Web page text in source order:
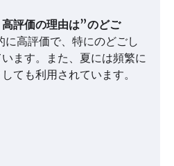
評価の理由は”のどご
に高評価で、特にのどごし
ます。また、夏には頻繁に
ても利用されています。